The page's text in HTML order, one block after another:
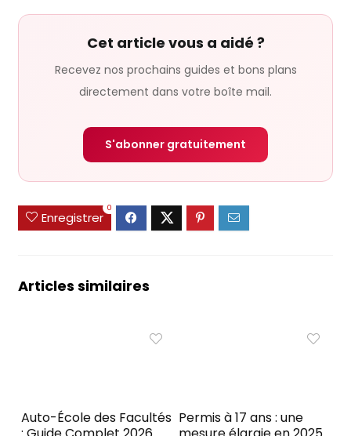
Cet article vous a aidé ?
Recevez nos prochains guides et bons plans
directement dans votre boîte mail.
S'abonner gratuitement
Enregistrer
0
Articles similaires
Auto-École des Facultés Permis à 17 ans : une